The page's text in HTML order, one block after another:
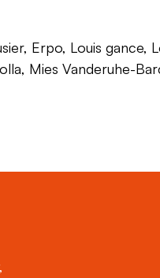
Erpo, Louis gance,
Mies Vanderuhe-